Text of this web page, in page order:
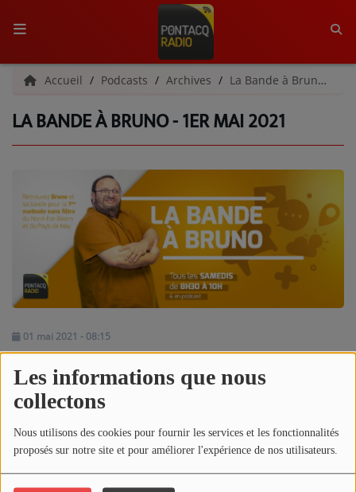
Les informations que nous
collectons
Nous utilisons des cookies pour fournir les services et les fonctionnalités
proposés sur notre site et pour améliorer l'expérience de nos utilisateurs.
ACCUEIL
RADIO
L'ÉQUIPE
GRILLE DES PROGRAMMES
C'ÉTAIT QUOI CE TITRE ?
MÉDIAS
PODCASTS - SAISON 2026/2027
NOS PROGRAMMES COURTS
ARCHIVES - SAISONS PASSÉES
VOS ÉMISSIONS EN IMAGES
PHOTOS
Accueil Podcasts Archives La Bande à Bruno | Archives
LA BANDE À BRUNO - 1ER MAI 2021
01 mai 2021 - 08:15
Écouter le podcast
Télécharger le podcast
Réécoutez l'émission LA BANDE À BRUNO du samedi 1er mai